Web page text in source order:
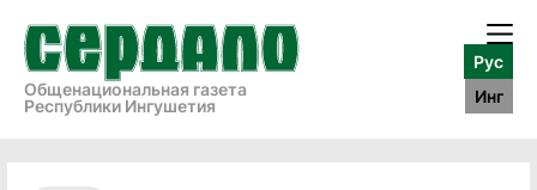
Общенациональная газета
Республики Ингушетия
Рус
Инг